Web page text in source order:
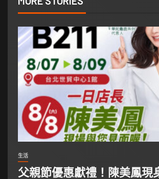
生活
父親節優惠獻禮！陳美鳳現